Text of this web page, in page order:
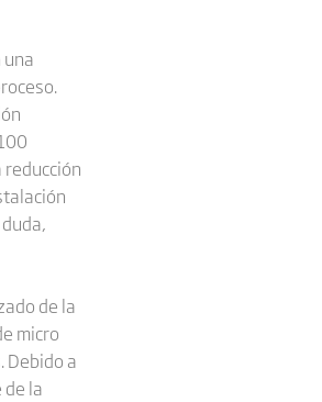
de la
micro
Debido a
la